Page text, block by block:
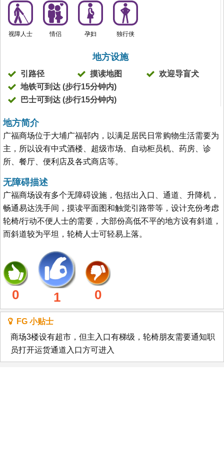
视障人士 情侣 孕妇 独行侠
地方设施
引路径 摸读地图
欢迎导盲犬
地铁可到达 (步行15分钟内)
巴士可到达 (步行15分钟内)
地方简介
广福商场位于大埔广福邨内，以满足居民日常购物生活需要为
主，所以设有中式酒楼、超级市场、自动柜员机、药房、诊
所、餐厅、便利店及各式商店等。
无障碍描述
广福商场设有多个无障碍设施，包括出入口、通道、升降机，
畅通易达洗手间，摸读平面图和触觉引路带等，设计充份考虑
轮椅/行动不便人士的需要，大部份高低不平的地方设有斜道，
而斜道较为平坦，轮椅人士可轻易上落。
0 1 0
FG 小贴士
商场3楼设有超市，但主入口有梯级，轮椅朋友需要通知职
员打开运货通道入口方可进入